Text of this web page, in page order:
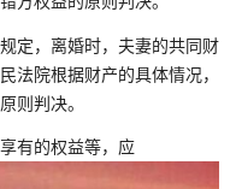
，离婚时，夫妻的共同财
法院根据财产的具体情况，
则判决。
有的权益等，应